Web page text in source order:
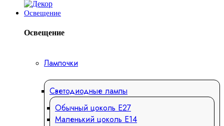
Освещение
Освещение
Лампочки
Светодиодные лампы
Обычный цоколь Е27
Маленький цоколь Е14